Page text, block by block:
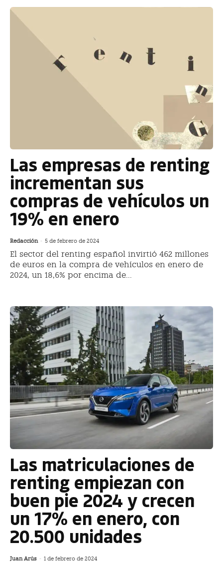
Las empresas de renting
incrementan sus
compras de vehículos un
19% en enero
Redacción - 5 de febrero de 2024
El sector del renting español invirtió 462 millones
de euros en la compra de vehículos en enero de
2024, un 18,6% por encima de...
Las matriculaciones de
renting empiezan con
buen pie 2024 y crecen
un 17% en enero, con
20.500 unidades
Juan Arús - 1 de febrero de 2024